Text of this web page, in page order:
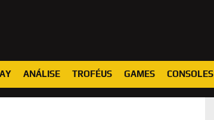
ANÁLISE TROFÉUS GAMES CONSOLES